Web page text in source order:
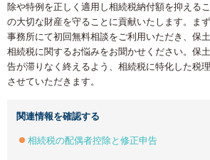
除や特例を正しく適用し相続税納付額を抑える
の大切な財産を守ることに貢献いたします。ま
事務所にて初回無料相談をご利用いただき、保
相続税に関するお悩みをお聞かせください。保
告が滞りなく終えるよう、相続税に特化した税
させていただきます。
関連情報を確認する
相続税の配偶者控除と修正申告